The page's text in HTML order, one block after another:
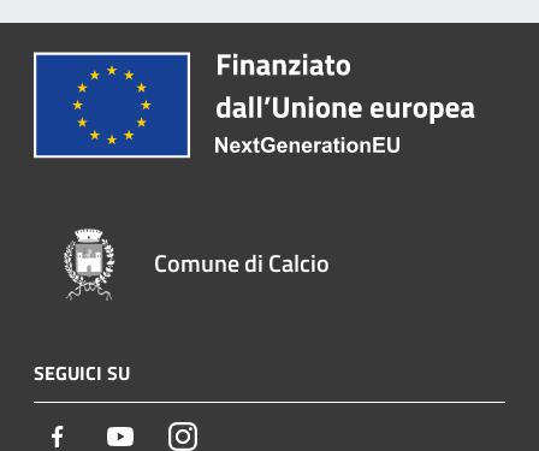
Comune di Calcio
SEGUICI SU
Facebook YoutubeInstagram